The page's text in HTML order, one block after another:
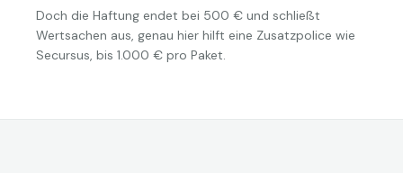
Doch die Haftung endet bei 500 € und schließt
Wertsachen aus, genau hier hilft eine Zusatzpolice wie
Secursus, bis 1.000 € pro Paket.